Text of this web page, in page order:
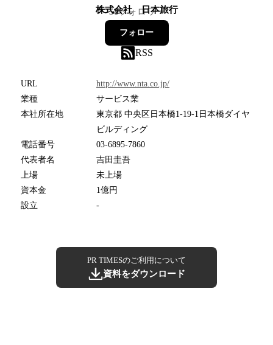
株式会社 日本旅行
58フォロワー
フォロー
RSS
URL
http://www.nta.co.jp/
業種
サービス業
本社所在地
東京都 中央区日本橋1-19-1日本橋ダイヤ
ビルディング
電話番号
03-6895-7860
代表者名
吉田圭吾
上場
未上場
資本金
1億円
設立
-
PR TIMESのご利用について
資料をダウンロード